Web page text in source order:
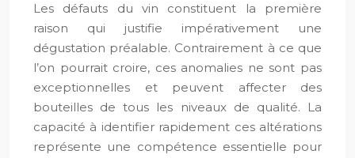
Les défauts du vin constituent la première
raison qui justifie impérativement une
dégustation préalable. Contrairement à ce que
l’on pourrait croire, ces anomalies ne sont pas
exceptionnelles et peuvent affecter des
bouteilles de tous les niveaux de qualité. La
capacité à identifier rapidement ces altérations
représente une compétence essentielle pour